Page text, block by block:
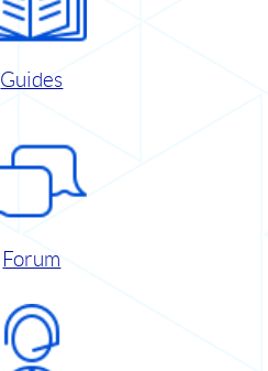
Guides
Forum